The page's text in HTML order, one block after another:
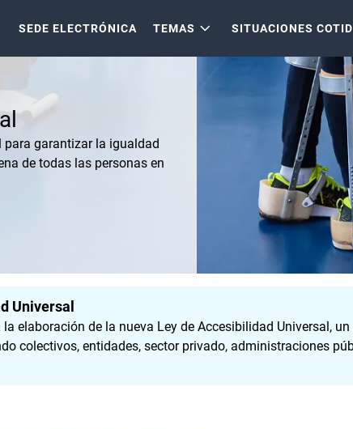
SEDE ELECTRÓNICA TEMAS SITUACIONES
garantizar la igualdad
de todas las personas en
Universal
elaboración de la nueva Ley de Accesibilidad Universal,
colectivos, entidades, sector privado, administraciones